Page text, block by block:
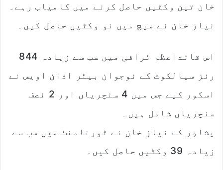
خان تین وکٹیں حاصل کرنے میں کامیاب رہے۔
نیاز خان نے میچ میں نو وکٹیں حاصل کیں۔
اس قائداعظم ٹرافی میں سب سے زیادہ 844
رنز سیالکوٹ کے نوجوان بیٹر اذان اویس نے
اسکور کیے جس میں 4 سنچریاں اور 2 نصف
سنچریاں شامل ہیں۔
پشاور کے نیاز خان نے ٹورنامنٹ میں سب سے
زیادہ 39 وکٹیں حاصل کیں۔